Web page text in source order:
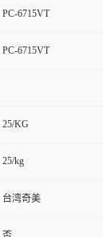
PC-6715VT
PC-6715VT
25/KG
25/kg
台湾奇美